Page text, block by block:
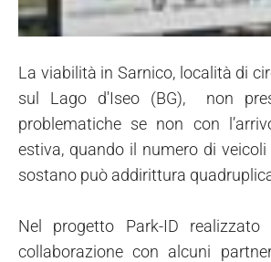
La viabilità in Sarnico, località di
sul Lago d'Iseo (BG), non
problematiche se non con
estiva, quando il numero di
sostano può addirittura
Nel progetto Park-ID
collaborazione con alcuni